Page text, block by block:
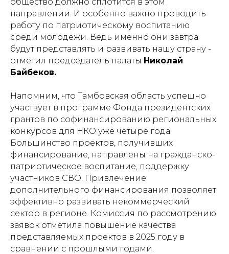
направлении. И особенно важно проводить
работу по патриотическому воспитанию
среди молодежи. Ведь именно они завтра
будут представлять и развивать нашу страну -
отметил председатель палаты Николай
Байбеков.
Напомним, что Тамбовская область успешно
участвует в программе Фонда президентских
грантов по софинансированию региональных
конкурсов для НКО уже четыре года.
Большинство проектов, получивших
финансирование, направлены на гражданско-
патриотическое воспитание, поддержку
участников СВО. Привлечение
дополнительного финансирования позволяет
эффективно развивать некоммерческий
сектор в регионе. Комиссия по рассмотрению
заявок отметила повышение качества
представляемых проектов в 2025 году в
сравнении с прошлыми годами.